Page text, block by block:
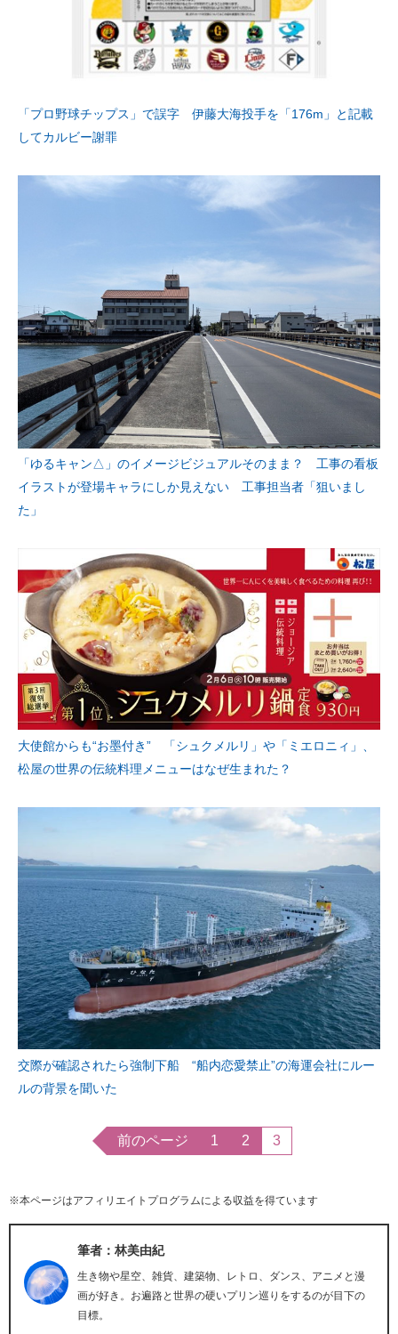
「プロ野球チップス」で誤字 伊藤大海投手を「176m」と記載
してカルビー謝罪
「ゆるキャン△」のイメージビジュアルそのまま？ 工事の看板
イラストが登場キャラにしか見えない 工事担当者「狙いまし
た」
大使館からも“お墨付き” 「シュクメルリ」や「ミエロニィ」、
松屋の世界の伝統料理メニューはなぜ生まれた？
交際が確認されたら強制下船 “船内恋愛禁止”の海運会社にルー
ルの背景を聞いた
前のページ 1 2 3
※本ページはアフィリエイトプログラムによる収益を得ています
筆者：林美由紀
生き物や星空、雑貨、建築物、レトロ、ダンス、アニメと漫
画が好き。お遍路と世界の硬いプリン巡りをするのが目下の
目標。